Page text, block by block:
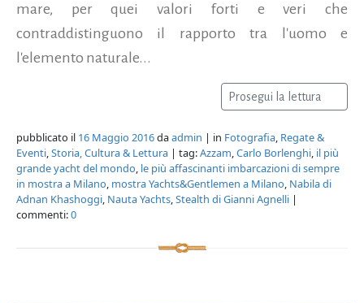
mare, per quei valori forti e veri che
contraddistinguono il rapporto tra l'uomo e
l'elemento naturale...
Prosegui la lettura
pubblicato il 16 Maggio 2016daadmin | in Fotografia, Regate &
Eventi,Storia, Cultura & Lettura | tag:Azzam,Carlo Borlenghi, il più
grande yacht del mondo, le più affascinanti imbarcazioni di sempre
in mostra a Milano, mostra Yachts&Gentlemen a Milano, Nabila di
Adnan Khashoggi, Nauta Yachts,Stealth di Gianni Agnelli |
commenti:0